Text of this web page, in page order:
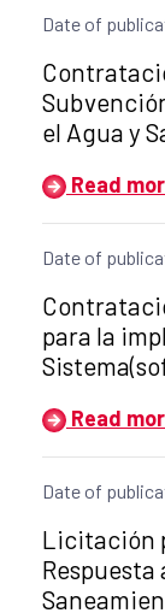
Date of
Title of
el Agua y
Read
Date of
Title of
para la
Read
Date of
Title of
Licitación
Respuesta